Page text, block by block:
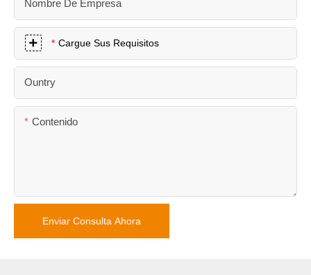
Nombre De Empresa
Cargue Sus Requisitos
Ountry
Contenido
Enviar Consulta Ahora